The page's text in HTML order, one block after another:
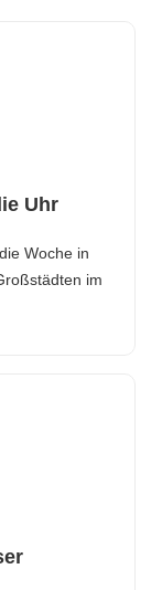
Uhr
Woche in
im